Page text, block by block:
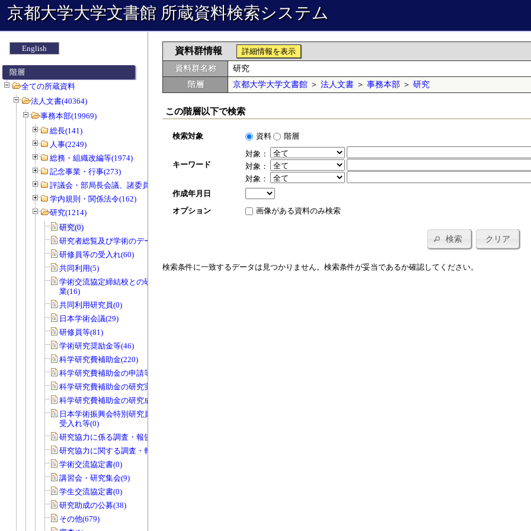
京都大学大学文書館 所蔵資料検索システム
English
階層
全ての所蔵資料
法人文書(40364)
事務本部(19969)
総長(141)
人事(2249)
総務・組織改編等(1974)
記念事業・行事(273)
評議会・部局長会議、諸委員会等(1466)
学内規則・関係法令(162)
研究(1214)
研究(0)
研究者総覧及び学術のデータベース(0)
研修員等の受入れ(60)
共同利用(5)
学術交流協定締結校との研究者交流事
業(16)
共同利用研究員(0)
日本学術会議(29)
研修員等(81)
学術研究奨励金等(46)
科学研究費補助金(220)
科学研究費補助金の申請等(9)
科学研究費補助金の研究実績報告書(0)
科学研究費補助金の研究成果報告書(0)
日本学術振興会特別研究員の申請及び
受入れ等(0)
研究協力に係る調査・報告等(6)
研究協力に関する調査・報告等(15)
学術交流協定書(0)
講習会・研究集会(9)
学生交流協定書(0)
研究助成の公募(38)
その他(679)
資料群情報
詳細情報を表示
資料群名称
研究
階層
京都大学大学文書館 ＞ 法人文書 ＞ 事務本部 ＞ 研究
この階層以下で検索
検索対象 資料 階層
キーワード
対象：
対象：
対象：
作成年月日
オプション
画像がある資料のみ検索
検索 クリア
検索条件に一致するデータは見つかりません。検索条件が妥当であるか確認してください。